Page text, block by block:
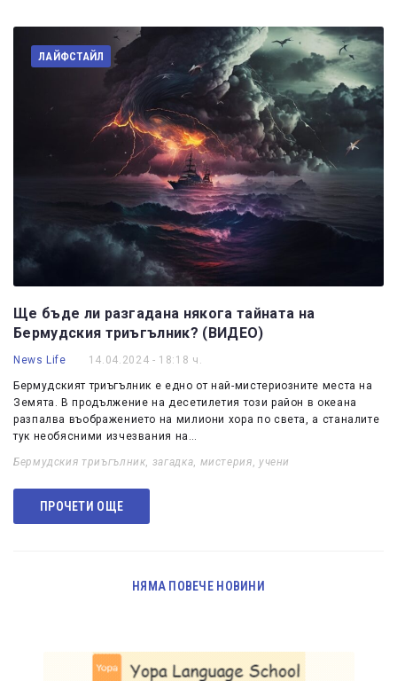
ЛАЙФСТАЙЛ
Ще бъде ли разгадана някога тайната на
Бермудския триъгълник? (ВИДЕО)
News Life 14.04.2024 - 18:18 ч.
Бермудският триъгълник е едно от най-мистериозните места на
Земята. В продължение на десетилетия този район в океана
разпалва въображението на милиони хора по света, а станалите
тук необясними изчезвания на…
Бермудския триъгълник, загадка, мистерия, учени
ПРОЧЕТИ ОЩЕ
НЯМА ПОВЕЧЕ НОВИНИ